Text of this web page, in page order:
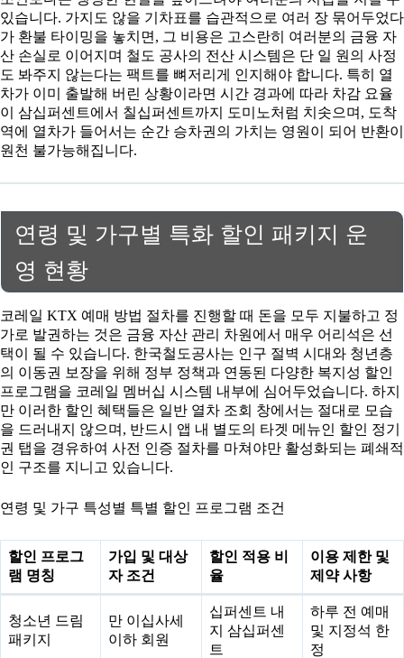
있습니다. 가지도 않을 기차표를 습관적으로 여러 장 묶어두었다
가 환불 타이밍을 놓치면, 그 비용은 고스란히 여러분의 금융 자
산 손실로 이어지며 철도 공사의 전산 시스템은 단 일 원의 사정
도 봐주지 않는다는 팩트를 뼈저리게 인지해야 합니다. 특히 열
차가 이미 출발해 버린 상황이라면 시간 경과에 따라 차감 요율
이 삼십퍼센트에서 칠십퍼센트까지 도미노처럼 치솟으며, 도착
역에 열차가 들어서는 순간 승차권의 가치는 영원이 되어 반환이
원천 불가능해집니다.
연령 및 가구별 특화 할인 패키지 운
영 현황
코레일 KTX 예매 방법 절차를 진행할 때 돈을 모두 지불하고 정
가로 발권하는 것은 금융 자산 관리 차원에서 매우 어리석은 선
택이 될 수 있습니다. 한국철도공사는 인구 절벽 시대와 청년층
의 이동권 보장을 위해 정부 정책과 연동된 다양한 복지성 할인
프로그램을 코레일 멤버십 시스템 내부에 심어두었습니다. 하지
만 이러한 할인 혜택들은 일반 열차 조회 창에서는 절대로 모습
을 드러내지 않으며, 반드시 앱 내 별도의 타겟 메뉴인 할인 정기
권 탭을 경유하여 사전 인증 절차를 마쳐야만 활성화되는 폐쇄적
인 구조를 지니고 있습니다.
연령 및 가구 특성별 특별 할인 프로그램 조건
할인 프로그
램 명칭
가입 및 대상
자 조건
할인 적용 비
율
이용 제한 및
제약 사항
청소년 드림
패키지
만 이십사세
이하 회원
십퍼센트 내
지 삼십퍼센
트
하루 전 예매
및 지정석 한
정